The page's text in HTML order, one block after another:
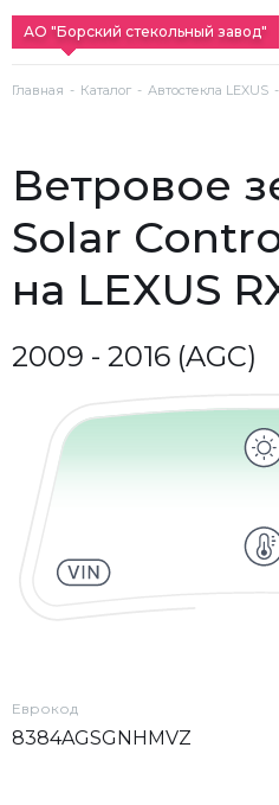
АО "Борский стекольный завод"
Главная Каталог Автостекла LEXUS
ветровое зеленое
Solar
на LEXUS
2009 - 2016 (AGC)
Еврокод
8384AGSGNHMVZ